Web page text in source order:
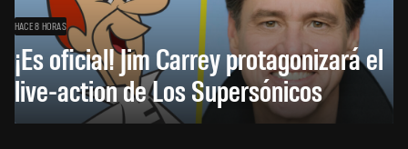
HACE 8 HORAS
¡Es oficial! Jim Carrey protagonizará el
live-action de Los Supersónicos